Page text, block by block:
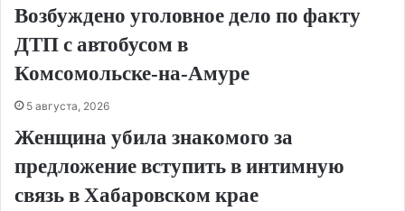
Возбуждено уголовное дело по факту
ДТП с автобусом в
Комсомольске‑на‑Амуре
5 августа, 2026
Женщина убила знакомого за
предложение вступить в интимную
связь в Хабаровском крае